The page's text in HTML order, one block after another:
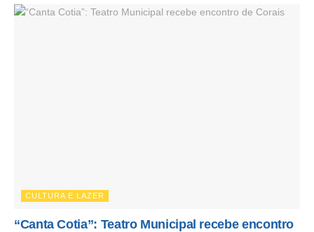
CULTURA E LAZER
“Canta Cotia”: Teatro Municipal recebe encontro